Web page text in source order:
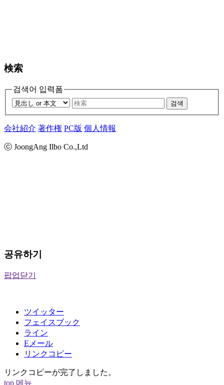
検索
검색어 입력폼
검색
会社紹介 著作権 PC版 個人情報
ⓒ JoongAng Ilbo Co.,Ltd
공유하기
팝업닫기
ツイッター
フェイスブック
ライン
Eメール
リンクコピー
リンクコピーが完了しました。
top 메뉴